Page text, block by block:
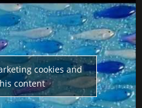
cookies and
content